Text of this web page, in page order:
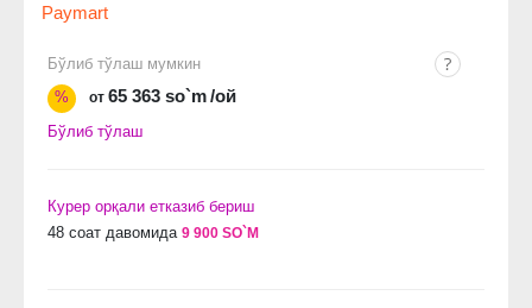
Paymart
Бўлиб тўлаш мумкин
%
от 65 363 so`m/ой
Бўлиб тўлаш
Курер орқали етказиб бериш
48 соат давомида 9 900 SO`M